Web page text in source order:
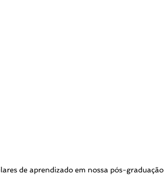
de aprendizado em nossa pós-graduação